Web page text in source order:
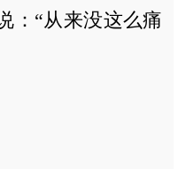
：“从来没这么痛